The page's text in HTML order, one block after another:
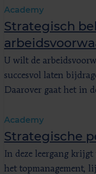
Academy
Strategisch
U wilt de
succesvol laten
Daarover gaat het in
Academy
Strategische
In deze leergang
het topmanagement,